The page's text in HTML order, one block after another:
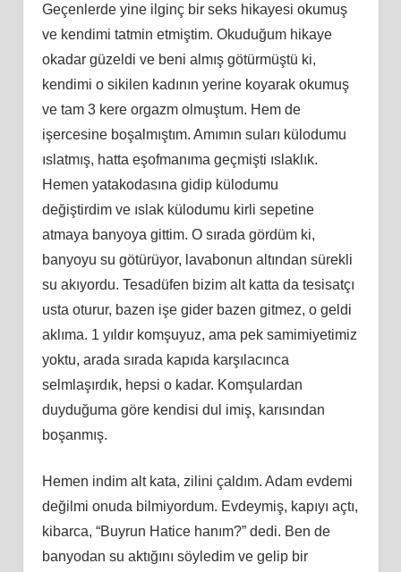
Geçenlerde yine ilginç bir seks hikayesi okumuş
ve kendimi tatmin etmiştim. Okuduğum hikaye
okadar güzeldi ve beni almış götürmüştü ki,
kendimi o sikilen kadının yerine koyarak okumuş
ve tam 3 kere orgazm olmuştum. Hem de
işercesine boşalmıştım. Amımın suları külodumu
ıslatmış, hatta eşofmanıma geçmişti ıslaklık.
Hemen yatakodasına gidip külodumu
değiştirdimve ıslak külodumu kirli sepetine
atmaya banyoya gittim. O sırada gördüm ki,
banyoyu su götürüyor, lavabonun altından sürekli
su akıyordu. Tesadüfen bizim alt katta da tesisatçı
usta oturur, bazen işe gider bazen gitmez, o geldi
aklıma. 1 yıldır komşuyuz, ama pek samimiyetimiz
yoktu, arada sırada kapıda karşılacınca
selmlaşırdık, hepsi o kadar. Komşulardan
duyduğuma göre kendisi dul imiş, karısından
boşanmış.
Hemen indimalt kata, zilini çaldım. Adam evdemi
değilmi onuda bilmiyordum. Evdeymiş, kapıyı açtı,
kibarca, “Buyrun Hatice hanım?” dedi. Ben de
banyodan su aktığını söyledim ve gelip bir